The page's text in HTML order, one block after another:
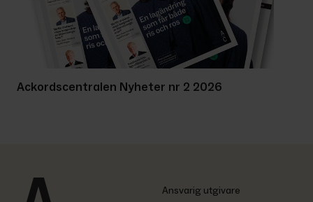
Ackordscentralen Nyheter nr 2 2026
Ansvarig utgivare